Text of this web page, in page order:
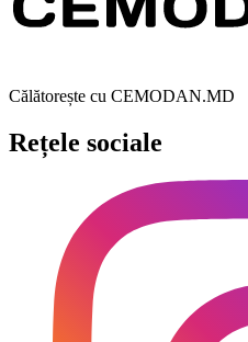
Călătorește cu CEMODAN.MD
Rețele sociale